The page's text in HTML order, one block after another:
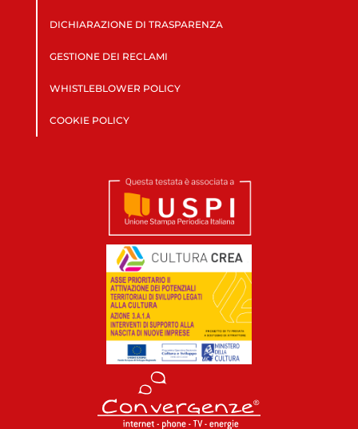
DICHIARAZIONE DI TRASPARENZA
GESTIONE DEI RECLAMI
WHISTLEBLOWER POLICY
COOKIE POLICY